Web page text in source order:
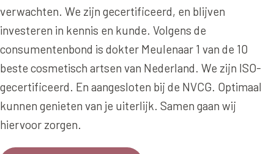
Nasolabiale plooi
Marionetlijnen
Verticale liplijntjes
Neus
Jukbeenderen
Profhilo
Radiesse
Restylane
Saypha Filler
PCOS Huid profiel
HUIDPROBLEMEN
Overgevoelige Huid Profiel
Chronische ontstekingsprofiel
verwachten. We zijn gecertificeerd, en blijven
investeren in kennis en kunde. Volgens de
consumentenbond is dokter Meulenaar 1 van de 10
beste cosmetisch artsen van Nederland. We zijn ISO-
gecertificeerd. En aangesloten bij de NVCG. Optimaal
kunnen genieten van je uiterlijk. Samen gaan wij
hiervoor zorgen.